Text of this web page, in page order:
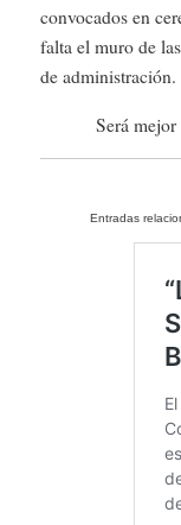
convocados en
falta el muro de
de administración.
Será
Entradas